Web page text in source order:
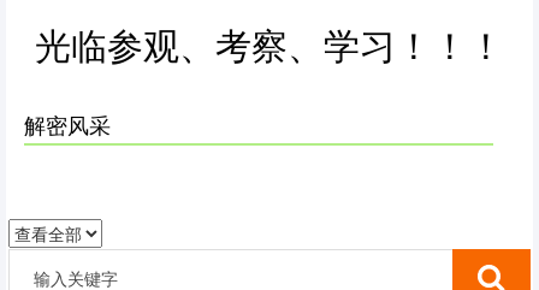
光临参观、考察、学习！！！
解密风采